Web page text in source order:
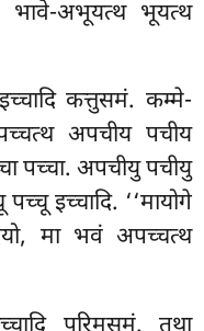
भावे-अभूयत्थ भूयत्थ
कत्तुसमं. कम्मे-
अपचीय पचीय
पच्चा. अपचीयु पचीयु
इच्चादि. ‘‘मायोगे
मा भवं अपच्चत्थ